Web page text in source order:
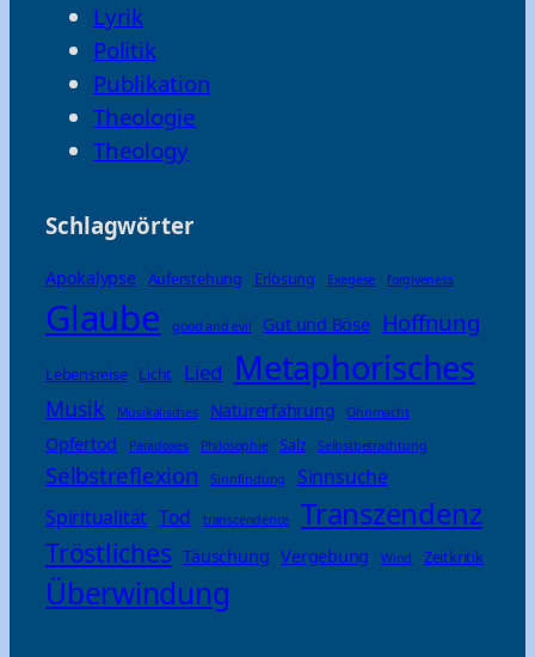
Lyrik
Politik
Publikation
Theologie
Theology
Schlagwörter
Apokalypse Auferstehung Erlösung Exegese forgiveness
Glaube good and evil Gut und Böse Hoffnung
Lebensreise Licht Lied Metaphorisches
Musik Musikalisches Naturerfahrung Ohnmacht
Opfertod Paradoxes Philosophie Salz Selbstbetrachtung
Selbstreflexion Sinnfindung
Sinnsuche
Spiritualität Tod transcendence Transzendenz
Tröstliches Täuschung Vergebung Wind Zeitkritik
Überwindung